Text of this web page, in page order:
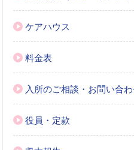
ケアハウス
料金表
入所のご相談・お問い合
役員・定款